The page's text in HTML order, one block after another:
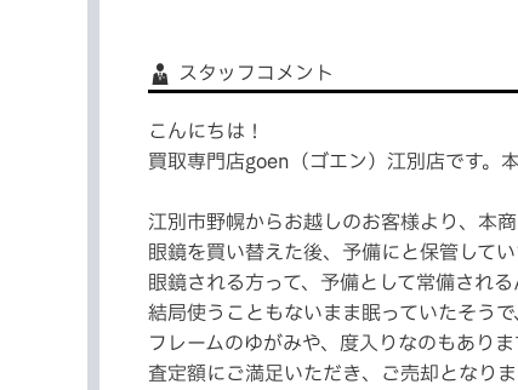
スタッフコメント
こんにちは！
買取専門店goen（ゴエン）江別店です
江別市野幌からお越しのお客様より、本
眼鏡を買い替えた後、予備にと保管してい
眼鏡される方って、予備として常備され
結局使うこともないまま眠っていたそう
フレームのゆがみや、度入りなのもあり
査定額にご満足いただき、ご売却となり